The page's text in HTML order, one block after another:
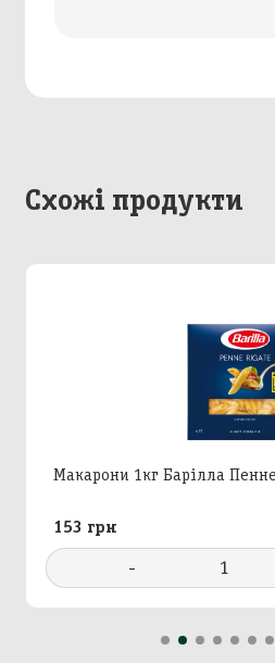
Схожі продукти
Макарони 1кг Барілла
153 грн
- 1
Вхід в кабінет
Зберегти кошик
Додавання кошику
Додати кошик у